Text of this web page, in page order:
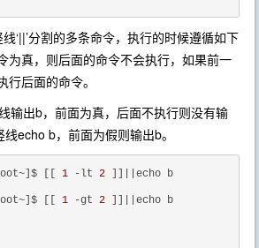
线‘||’分割的多条命令，执行的时候遵循如下
为真，则后面的命令不会执行，如果前一
后面的命令。
输出b，前面为真，后面不执行则没有输
echo b，前面为假则输出b。
[[ 1 -lt 2 echo b
[[ 1 -gt 2 echo b